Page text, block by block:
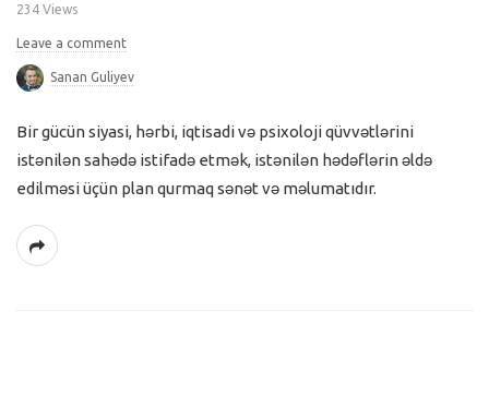
234 Views
Leave a comment
Sanan Guliyev
Bir gücün siyasi, hərbi, iqtisadi və psixoloji qüvvətlərini
istənilən sahədə istifadə etmək, istənilən hədəflərin əldə
edilməsi üçün plan qurmaq sənət və məlumatıdır.